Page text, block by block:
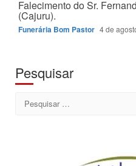
Falecimento do Sr.
(Cajuru).
Funerária Bom Pastor 4 de
Pesquisar
Pesquisar